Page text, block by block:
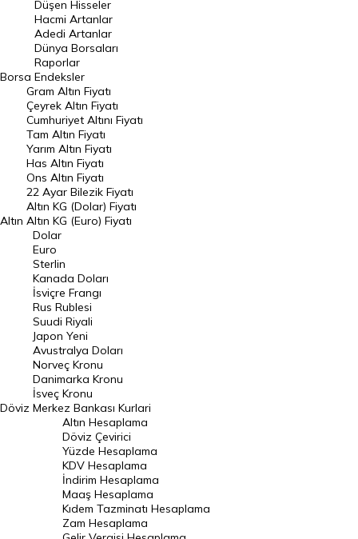
Hacmi Artanlar
Geçmiş Kapanışlar
Dünya Borsaları
Raporlar
Endeksler
DÖVİZ
Döviz Kuru
Dolar Kuru
Euro Kuru
Pound Kuru
Frank Kuru
Riyal Kuru
Avustralya Doları
Danimarka Kronu Kuru
Kanada Doları Kuru
Norveç Kronu Kuru
İsveç Kronu Kuru
Japon Yeni Kuru
Serbest Piyasa Döviz Kurları
Merkez Bankası Döviz Kurları
Borsa
Düşen Hisseler
Hacmi Artanlar
Adedi Artanlar
Dünya Borsaları
Raporlar
Endeksler
Altın
Gram Altın Fiyatı
Çeyrek Altın Fiyatı
Cumhuriyet Altını Fiyatı
Tam Altın Fiyatı
Yarım Altın Fiyatı
Has Altın Fiyatı
Ons Altın Fiyatı
22 Ayar Bilezik Fiyatı
Altın KG (Dolar) Fiyatı
Altın KG (Euro) Fiyatı
Döviz
Dolar
Euro
Sterlin
Kanada Doları
İsviçre Frangı
Rus Rublesi
Suudi Riyali
Japon Yeni
Avustralya Doları
Norveç Kronu
Danimarka Kronu
İsveç Kronu
Merkez Bankası Kurlari
Altın Hesaplama
Döviz Çevirici
Yüzde Hesaplama
KDV Hesaplama
İndirim Hesaplama
Maaş Hesaplama
Kıdem Tazminatı Hesaplama
Zam Hesaplama